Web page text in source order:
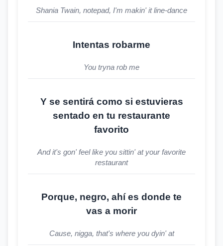
Shania Twain, notepad, I'm makin' it line-dance
Intentas robarme
You tryna rob me
Y se sentirá como si estuvieras
sentado en tu restaurante
favorito
And it's gon' feel like you sittin' at your favorite
restaurant
Porque, negro, ahí es donde te
vas a morir
Cause, nigga, that's where you dyin' at